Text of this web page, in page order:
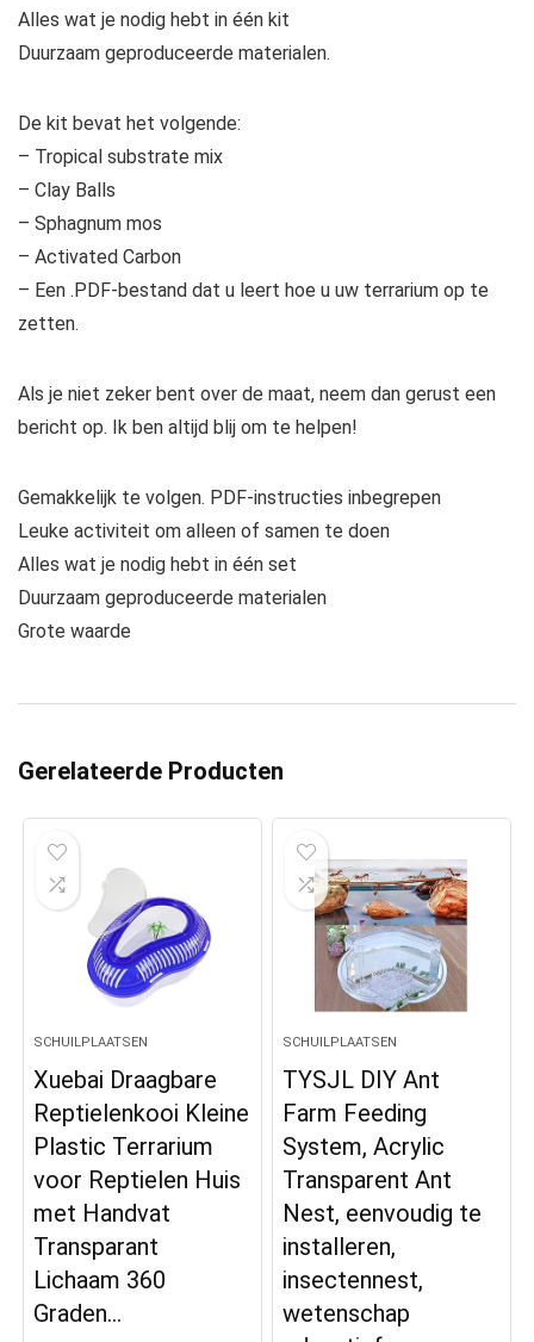
Alles wat je nodig hebt in één kit
Duurzaam geproduceerde materialen.
De kit bevat het volgende:
– Tropical substrate mix
– Clay Balls
– Sphagnum mos
– Activated Carbon
– Een .PDF-bestand dat u leert hoe u uw terrarium op te
zetten.
Als je niet zeker bent over de maat, neem dan gerust een
bericht op. Ik ben altijd blij om te helpen!
Gemakkelijk te volgen. PDF-instructies inbegrepen
Leuke activiteit om alleen of samen te doen
Alles wat je nodig hebt in één set
Duurzaam geproduceerde materialen
Grote waarde
Gerelateerde Producten
SCHUILPLAATSEN
Xuebai Draagbare
Reptielenkooi Kleine
Plastic Terrarium
voor Reptielen Huis
met Handvat
Transparant
Lichaam 360
Graden…
SCHUILPLAATSEN
TYSJL DIY Ant
Farm Feeding
System, Acrylic
Transparent Ant
Nest, eenvoudig te
installeren,
insectennest,
wetenschap